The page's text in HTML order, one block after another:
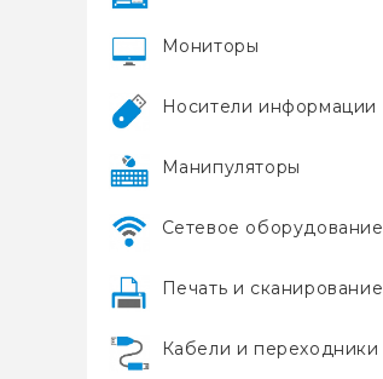
Мониторы
Носители информации
Манипуляторы
Сетевое оборудование
Печать и сканирование
Кабели и переходники